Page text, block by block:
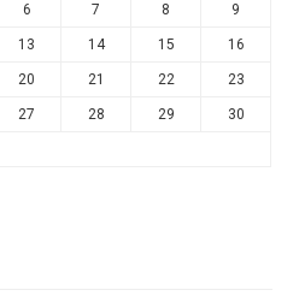
6 7 8 9
13 14 15 16
20 21 22 23
27 28 29 30